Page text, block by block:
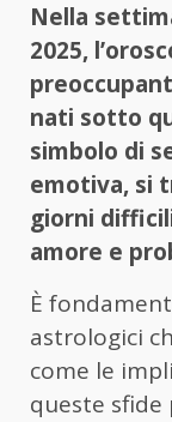
Nella
2025,
nati sotto
simbolo di
emotiva, si
giorni
amore e
È
astrologici
come le
queste sfide